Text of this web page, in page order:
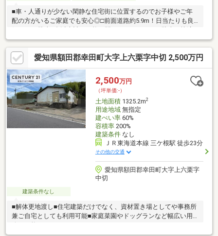
■車・人通りが少ない閑静な住宅街に位置するのでお子様やご年
配の方がいるご家庭でも安心◎□前面道路約5.9m！日当たりも良
です！□ピアゴまで徒歩約５分！お買い物にも便利な立地です◎
＊＊ライフインフォメーション＊＊■JR東海道本線「幸田」駅…徒
歩約23分□中央小学校…徒歩約6分■幸田中学校…徒歩約12分□菱池
保育園…徒歩約12分■スギドラッグ幸田店…徒歩約3分物件の詳細
はもちろん、住宅ローンなどのご相談も承ります！まずはお気軽
にお問い合わせください♪
愛知県額田郡幸田町大字上六栗字中切 2,500万円
2,500万円
（坪単価:-）
土地面積1325.2m2
用途地域無指定
建ぺい率60%
容積率200%
建築条件なし
ＪＲ東海道本線 三ケ根駅 徒歩23分
その他の交通
愛知県額田郡幸田町大字上六栗字
中切
建築条件なし
■解体更地渡し■住宅建築だけでなく、資材置き場としてや事務所
兼ご自宅としても利用可能■家庭菜園やドッグランなど幅広い用